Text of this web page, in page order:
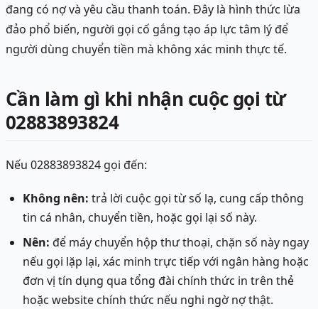
đang có nợ và yêu cầu thanh toán. Đây là hình thức lừa
đảo phổ biến, người gọi cố gắng tạo áp lực tâm lý để
người dùng chuyển tiền mà không xác minh thực tế.
Cần làm gì khi nhận cuộc gọi từ
02883893824
Nếu 02883893824 gọi đến:
Không nên: trả lời cuộc gọi từ số lạ, cung cấp thông
tin cá nhân, chuyển tiền, hoặc gọi lại số này.
Nên: để máy chuyển hộp thư thoại, chặn số này ngay
nếu gọi lặp lại, xác minh trực tiếp với ngân hàng hoặc
đơn vị tín dụng qua tổng đài chính thức in trên thẻ
hoặc website chính thức nếu nghi ngờ nợ thật.